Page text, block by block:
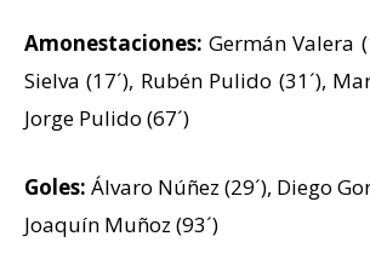
Amonestaciones:Germán Valera
Sielva (17´), Rubén Pulido (31´),
Jorge Pulido (67´)
Goles: Álvaro Núñez (29´), Diego
Joaquín Muñoz (93´)